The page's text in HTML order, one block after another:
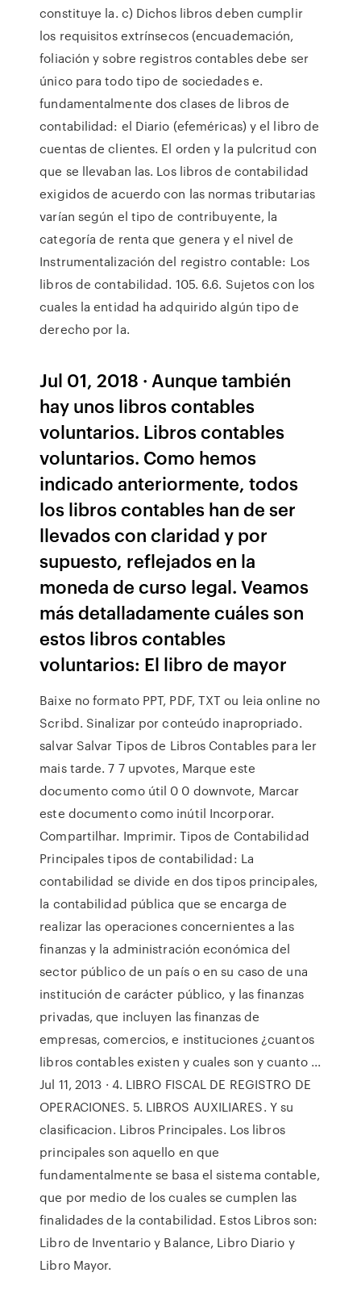
constituye la. c) Dichos libros deben cumplir
los requisitos extrínsecos (encuademación,
foliación y sobre registros contables debe ser
único para todo tipo de sociedades e.
fundamentalmente dos clases de libros de
contabilidad: el Diario (efeméricas) y el libro de
cuentas de clientes. El orden y la pulcritud con
que se llevaban las. Los libros de contabilidad
exigidos de acuerdo con las normas tributarias
varían según el tipo de contribuyente, la
categoría de renta que genera y el nivel de
Instrumentalización del registro contable: Los
libros de contabilidad. 105. 6.6. Sujetos con los
cuales la entidad ha adquirido algún tipo de
derecho por la.
Jul 01, 2018 · Aunque también
hay unos libros contables
voluntarios. Libros contables
voluntarios. Como hemos
indicado anteriormente, todos
los libros contables han de ser
llevados con claridad y por
supuesto, reflejados en la
moneda de curso legal. Veamos
más detalladamente cuáles son
estos libros contables
voluntarios: El libro de mayor
Baixe no formato PPT, PDF, TXT ou leia online no
Scribd. Sinalizar por conteúdo inapropriado.
salvar Salvar Tipos de Libros Contables para ler
mais tarde. 7 7 upvotes, Marque este
documento como útil 0 0 downvote, Marcar
este documento como inútil Incorporar.
Compartilhar. Imprimir. Tipos de Contabilidad
Principales tipos de contabilidad: La
contabilidad se divide en dos tipos principales,
la contabilidad pública que se encarga de
realizar las operaciones concernientes a las
finanzas y la administración económica del
sector público de un país o en su caso de una
institución de carácter público, y las finanzas
privadas, que incluyen las finanzas de
empresas, comercios, e instituciones ¿cuantos
libros contables existen y cuales son y cuanto ...
Jul 11, 2013 · 4. LIBRO FISCAL DE REGISTRO DE
OPERACIONES. 5. LIBROS AUXILIARES. Y su
clasificacion. Libros Principales. Los libros
principales son aquello en que
fundamentalmente se basa el sistema contable,
que por medio de los cuales se cumplen las
finalidades de la contabilidad. Estos Libros son:
Libro de Inventario y Balance, Libro Diario y
Libro Mayor.